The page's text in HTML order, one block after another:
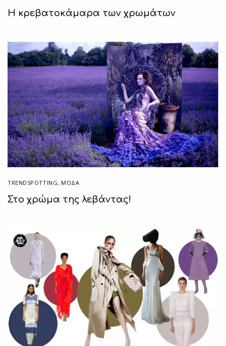
Η κρεβατοκάμαρα των χρωμάτων
TRENDSPOTTING, ΜΟΔΑ
Στο χρώμα της λεβάντας!
10